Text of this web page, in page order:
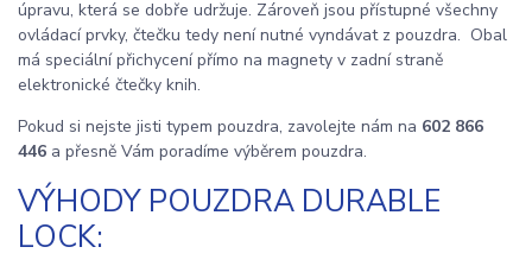
úpravu, která se dobře udržuje. Zároveň jsou přístupné všechny
ovládací prvky, čtečku tedy není nutné vyndávat z pouzdra. Obal
má speciální přichycení přímo na magnety v zadní straně
elektronické čtečky knih.
Pokud si nejste jisti typem pouzdra, zavolejte nám na 602 866
446 a přesně Vám poradíme výběrem pouzdra.
VÝHODY POUZDRA DURABLE
LOCK: